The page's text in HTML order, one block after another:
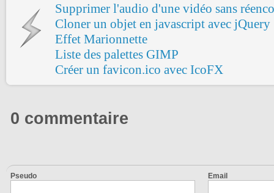
Supprimer l'audio d'une vidéo sans
Cloner un objet en javascript avec jQuery
Effet Marionnette
Liste des palettes GIMP
Créer un favicon.ico avec IcoFX
0 commentaire
Pseudo Email